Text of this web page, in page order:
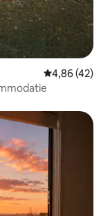
Gemiddelde
4,86 (42)